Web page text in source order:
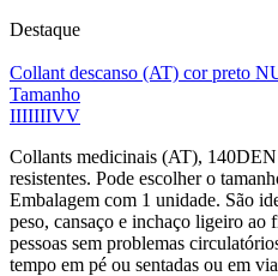
Destaque
Collant descanso (AT) cor preto
Tamanho
IIIIIIIVV
Collants medicinais (AT),
resistentes. Pode escolher o
Embalagem com 1 unidade. São
peso, cansaço e inchaço ligeiro ao
pessoas sem problemas
tempo em pé ou sentadas ou em